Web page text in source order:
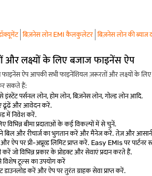
बिज़नेस लोन EMI कैलकुलेटर बिज़नेस लोन की ब्याज
लक्ष्यों के लिए बजाज फाइनेंस ऐप
फाइनेंस ऐप आपकी सभी फाइनेंशियल ज़रूरतों और लक्ष्यों के
सकते हैं:
पर्सनल लोन, होम लोन, बिज़नेस लोन, गोल्ड लोन आदि.
ढूंढें और आवेदन करें.
में निवेश करें.
विभिन्न बीमा प्रदाताओं के कई विकल्पों में से चुनें.
बिल और रीचार्ज का भुगतान करें और मैनेज करें. तेज़ और
पर प्री-अप्रूव्ड लिमिट प्राप्त करें. Easy EMIs पर
जो विभिन्न प्रकार के प्रोडक्ट और सेवाएं प्रदान करते हैं.
टूल्स का उपयोग करें
करें और ऐप पर तुरंत ग्राहक सेवा प्राप्त करें.